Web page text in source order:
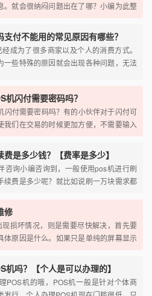
。就会很纳闷问题出在了哪？小编为此整
吧付不能用的常见原因有哪些？
成为了很多商家以及个人的消费方式。
一些特殊的原因就会出现各种问题，无法
便可以针对性解决，确保支付使用功能
机闪付需要密码吗？
闪付需要密码吗？有的小伙伴对于闪付可
我们在交易的时候更加方便，不需要输入
是多少钱？【费率是多少】
咨询小编咨询到，一般使用pos机进行刷
续费是多少呢？就比如说刷一万块需求都
费。
修
损坏情况，则是需要尽快解决，首先要
体原因是什么。如果只是单纯的屏幕显示
及重新启动机器，确认下机器是否出现死
换另外一张卡进行测试，从而确认下是否
情况。
机吗？【个人是可以办理的】
POS机的哦，POS机一般是针对个体商